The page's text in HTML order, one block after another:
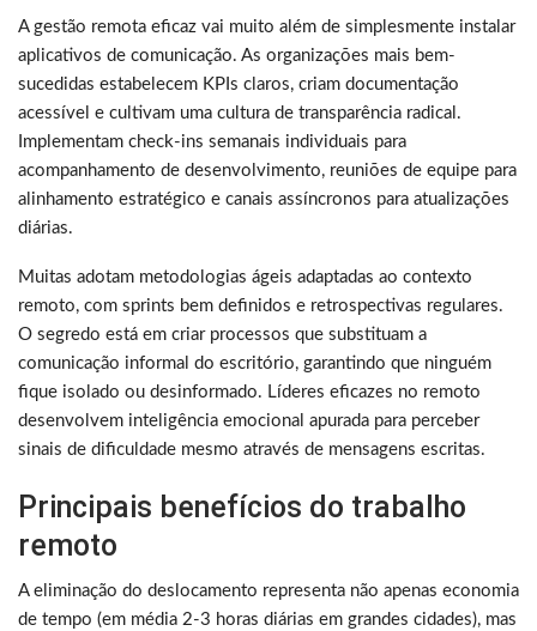
A gestão remota eficaz vai muito além de simplesmente instalar
aplicativos de comunicação. As organizações mais bem-
sucedidas estabelecem KPIs claros, criam documentação
acessível e cultivam uma cultura de transparência radical.
Implementam check-ins semanais individuais para
acompanhamento de desenvolvimento, reuniões de equipe para
alinhamento estratégico e canais assíncronos para atualizações
diárias.
Muitas adotam metodologias ágeis adaptadas ao contexto
remoto, com sprints bem definidos e retrospectivas regulares.
O segredo está em criar processos que substituam a
comunicação informal do escritório, garantindo que ninguém
fique isolado ou desinformado. Líderes eficazes no remoto
desenvolvem inteligência emocional apurada para perceber
sinais de dificuldade mesmo através de mensagens escritas.
Principais benefícios do trabalho
remoto
A eliminação do deslocamento representa não apenas economia
de tempo (em média 2-3 horas diárias em grandes cidades), mas